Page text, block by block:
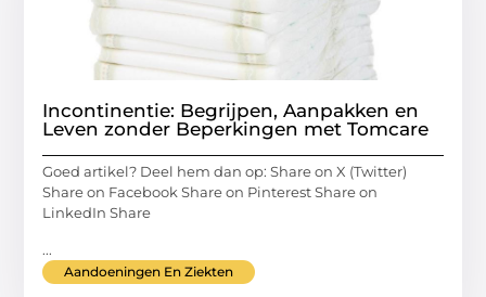
Incontinentie: Begrijpen, Aanpakken en
Leven zonder Beperkingen met Tomcare
Goed artikel? Deel hem dan op: Share on X (Twitter)
Share on Facebook Share on Pinterest Share on
LinkedIn Share
...
Aandoeningen En Ziekten